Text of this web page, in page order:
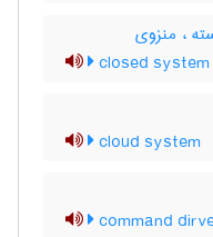
، منزوی
closed system
cloud system
command